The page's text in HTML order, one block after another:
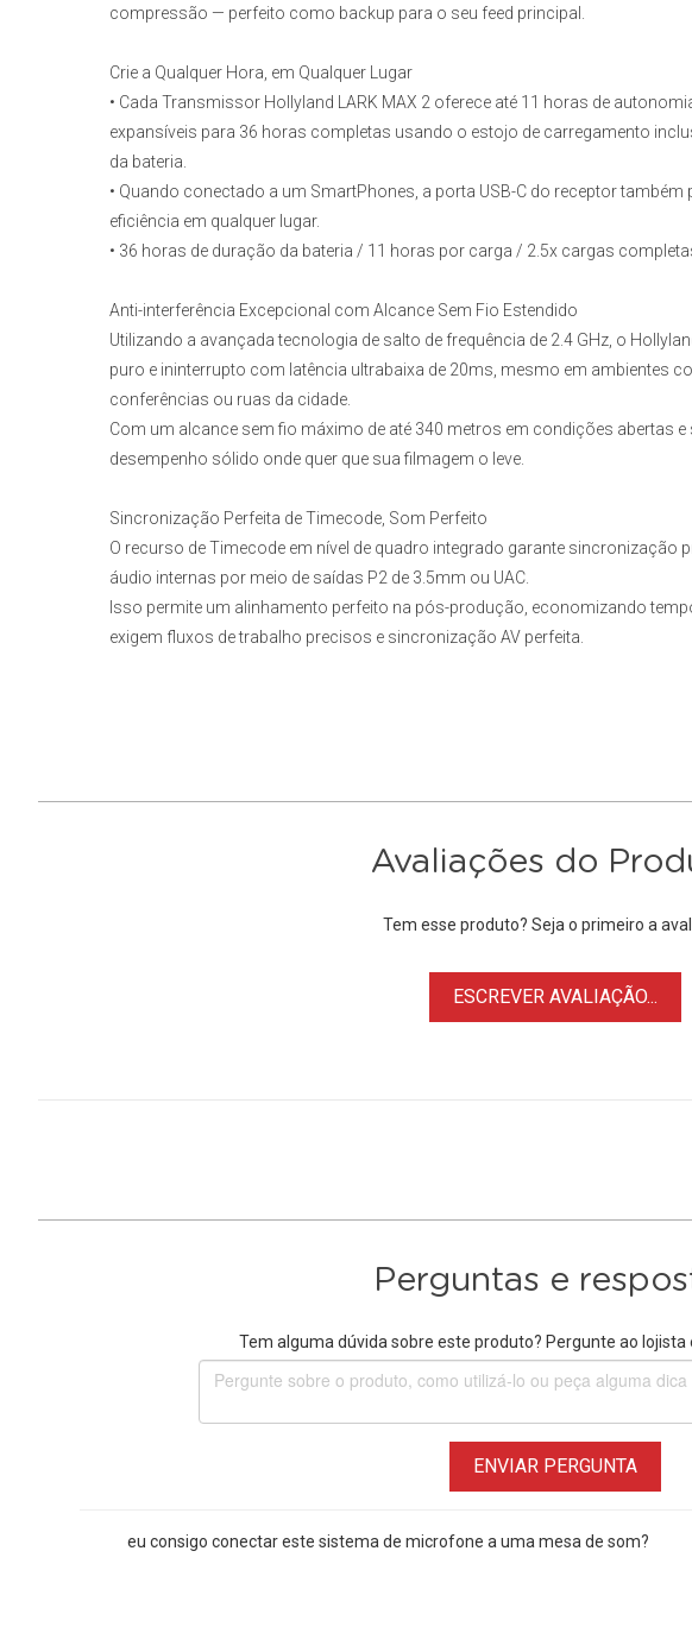
compressão — perfeito como backup para o seu feed principal.
Crie a Qualquer Hora, em Qualquer Lugar
• Cada Transmissor Hollyland LARK MAX 2 oferece até 11 horas de
expansíveis para 36 horas completas usando o estojo de carregamento
da bateria.
• Quando conectado a um SmartPhones, a porta USB-C do receptor
eficiência em qualquer lugar.
• 36 horas de duração da bateria / 11 horas por carga / 2.5x cargas
Anti-interferência Excepcional com Alcance Sem Fio Estendido
Utilizando a avançada tecnologia de salto de frequência de 2.4 GHz, o
puro e ininterrupto com latência ultrabaixa de 20ms, mesmo em ambientes
conferências ou ruas da cidade.
Com um alcance sem fio máximo de até 340 metros em condições abertas
desempenho sólido onde quer que sua filmagem o leve.
Sincronização Perfeita de Timecode, Som Perfeito
O recurso de Timecode em nível de quadro integrado garante sincronização
áudio internas por meio de saídas P2 de 3.5mm ou UAC.
Isso permite um alinhamento perfeito na pós-produção, economizando
exigem fluxos de trabalho precisos e sincronização AV perfeita.
Avaliações do
Tem esse produto? Seja o primeiro a
ESCREVER AVALIAÇÃO...
Perguntas e
Tem alguma dúvida sobre este produto? Pergunte ao lojista
ENVIAR PERGUNTA
eu consigo conectar este sistema de microfone a uma mesa de som?